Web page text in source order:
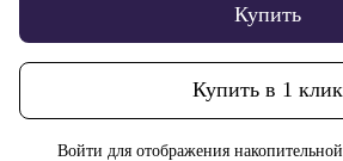
Купить
Купить в 1 клик
Войти для отображения